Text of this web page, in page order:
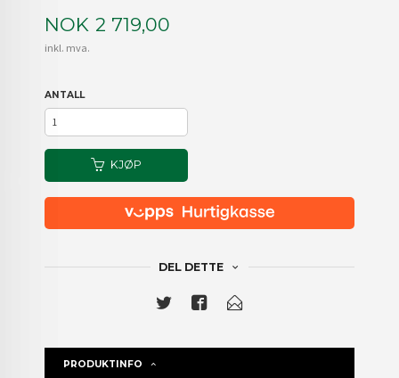
Pris
NOK 2 719,00
inkl. mva.
ANTALL
KJØP
DEL DETTE
PRODUKTINFO